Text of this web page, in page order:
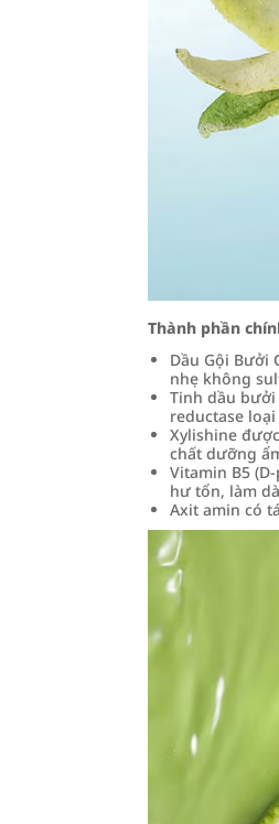
Thành phần
Dầu Gội Bưởi
nhẹ không
Tinh dầu
reductase
Xylishine
chất dưỡng
Vitamin B5
hư tổn, làm
Axit amin có